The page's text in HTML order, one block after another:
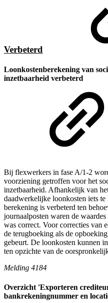
Verbeterd
Loonkostenberekening van
inzetbaarheid verbeterd
Bij flexwerkers in fase A/1-2
voorziening getroffen voor het
inzetbaarheid. Afhankelijk van
daadwerkelijke loonkosten iets
berekening is verbeterd ten
journaalposten waren de
was correct. Voor correcties van
de terugboeking als de
gebeurt. De loonkosten kunnen
ten opzichte van de
Melding 4184
Overzicht 'Exporteren
bankrekeningnummer en